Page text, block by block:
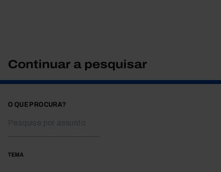
Continuar a pesquisar
O QUE PROCURA?
TEMA